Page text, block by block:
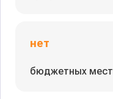
нет
бюджетных мест